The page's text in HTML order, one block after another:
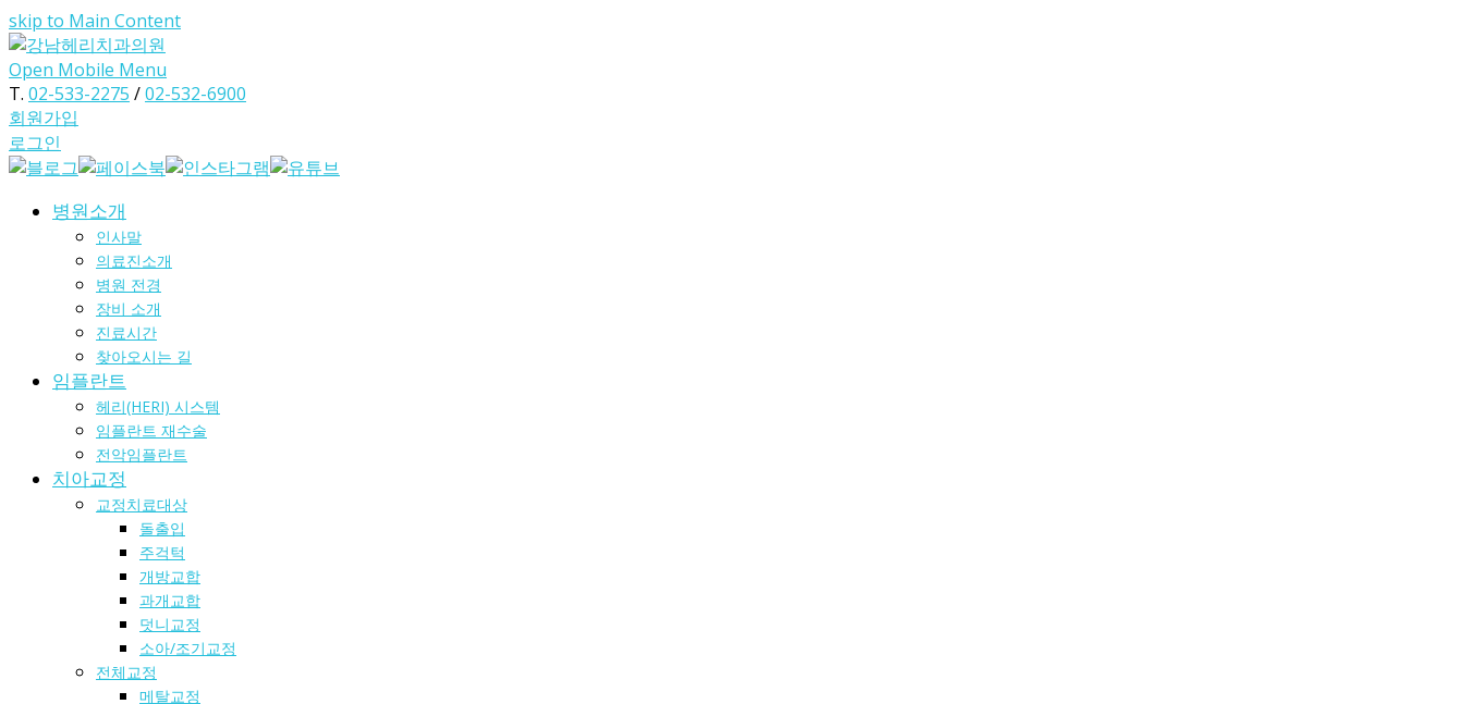
skip to Main Content
Open Mobile Menu
T. 02-533-2275 /02-532-6900
회원가입
로그인
병원소개
인사말
의료진소개
병원 전경
장비 소개
진료시간
찾아오시는 길
임플란트
헤리(HERI) 시스템
임플란트 재수술
전악임플란트
치아교정
교정치료대상
돌출입
주걱턱
개방교합
과개교합
덧니교정
소아/조기교정
전체교정
메탈교정